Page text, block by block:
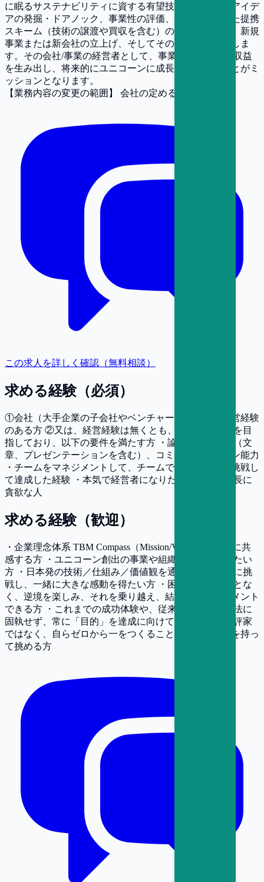
に眠るサステナビリティに資する有望技術やビジネスアイデ
アの発掘・ドアノック、事業性の評価、事業化に向けた提携
スキーム（技術の譲渡や買収を含む）の立案から実行、新規
事業または新会社の立上げ、そしてその経営をお任せしま
す。その会社/事業の経営者として、事業を成長させて収益
を生み出し、将来的にユニコーンに成長させていくことがミ
ッションとなります。
【業務内容の変更の範囲】
会社の定める範囲
この求人を詳しく確認（無料相談）
求める経験（必須）
①会社（大手企業の子会社やベンチャーを含む）の経営経験
のある方 ②又は、経営経験は無くとも、本気で経営者を目
指しており、以下の要件を満たす方 ・論理的な思考力（文
章、プレゼンテーションを含む）、コミュニケーション能力
・チームをマネジメントして、チームで困難な目標に挑戦し
て達成した経験 ・本気で経営者になりたい人、自己成長に
貪欲な人
求める経験（歓迎）
・企業理念体系 TBM Compass（Mission/Vision/Values）に共
感する方 ・ユニコーン創出の事業や組織創りに挑戦したい
方 ・日本発の技術／仕組み／価値観を通じて地球規模に挑
戦し、一緒に大きな感動を得たい方 ・困難に諦めることな
く、逆境を楽しみ、それを乗り越え、結果にコミットメント
できる方 ・これまでの成功体験や、従来の考え方や手法に
固執せず、常に「目的」を達成に向けて動ける方 ・批評家
ではなく、自らゼロから一をつくることに当事者意識を持っ
て挑める方